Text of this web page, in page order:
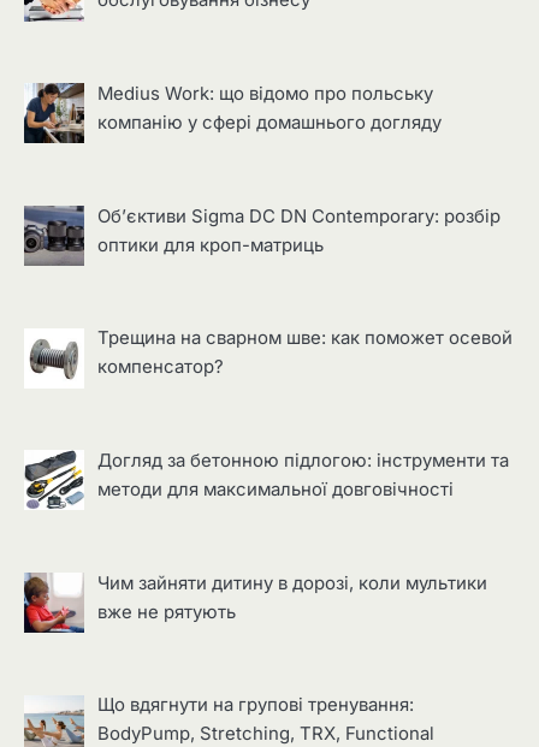
Medius Work: що відомо про польську
компанію у сфері домашнього догляду
Об’єктиви Sigma DC DN Contemporary: розбір
оптики для кроп-матриць
Трещина на сварном шве: как поможет осевой
компенсатор?
Догляд за бетонною підлогою: інструменти та
методи для максимальної довговічності
Чим зайняти дитину в дорозі, коли мультики
вже не рятують
Що вдягнути на групові тренування:
BodyPump, Stretching, TRX, Functional